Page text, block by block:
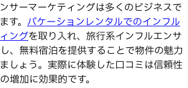
サーマーケティングは多くのビジネスで
す。 バケーションレンタルでのインフル
ングを取り入れ、旅行系インフルエンサ
、無料宿泊を提供することで物件の魅力
しょう。実際に体験した口コミは信頼性
増加に効果的です。